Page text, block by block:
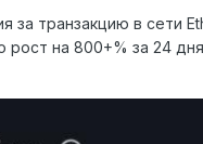
за транзакцию в сети
на 800+% за 24